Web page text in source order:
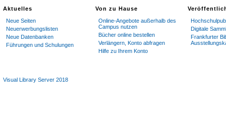
Aktuelles
Neue Seiten
Neuerwerbungslisten
Neue Datenbanken
Führungen und Schulungen
Von zu Hause
Online-Angebote außerhalb des
Campus nutzen
Bücher online bestellen
Verlängern, Konto abfragen
Hilfe zu Ihrem Konto
Digitale
Frankfurter
Visual Library Server 2018